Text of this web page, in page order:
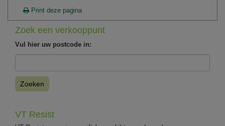
Print deze pagina
Zoek een verkooppunt
Vul hier uw postcode in:
Zoeken
VT Resist